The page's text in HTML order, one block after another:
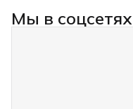
Мы в соцсетях